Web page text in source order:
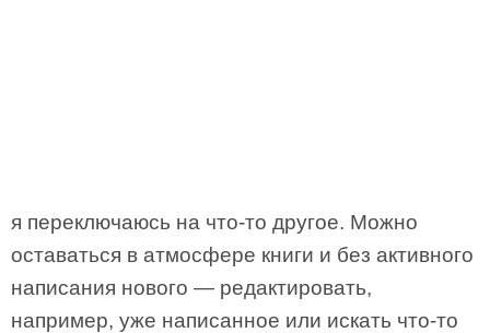
я переключаюсь на что-то другое. Можно
оставаться в атмосфере книги и без активного
написания нового — редактировать,
например, уже написанное или искать что-то